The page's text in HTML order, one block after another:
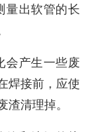
量出软管的长
会产生一些废
焊接前，应使
清理掉。